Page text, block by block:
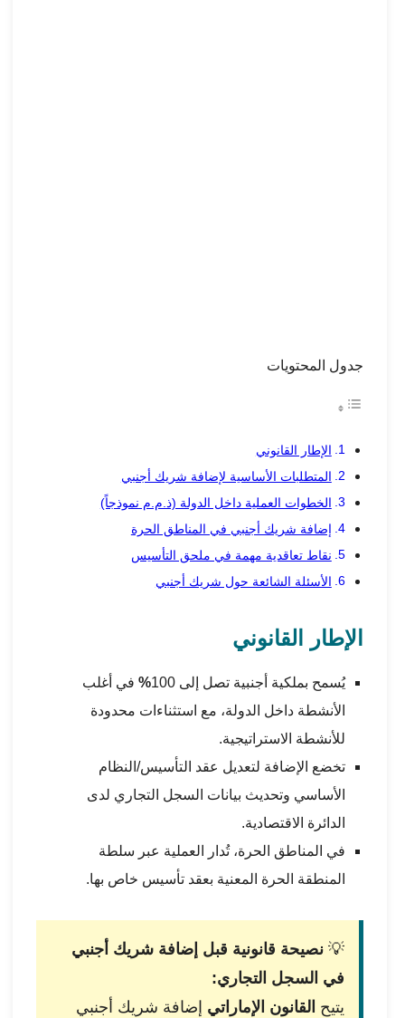
جدول المحتويات
الإطار القانوني
المتطلبات الأساسية لإضافة شريك أجنبي
الخطوات العملية داخل الدولة (ذ.م.م نموذجاً)
إضافة شريك أجنبي في المناطق الحرة
نقاط تعاقدية مهمة في ملحق التأسيس
الأسئلة الشائعة حول شريك أجنبي
الإطار القانوني
يُسمح بملكية أجنبية تصل إلى 100 %في أغلب
الأنشطة داخل الدولة، مع استثناءات محدودة
للأنشطة الاستراتيجية.
تخضع الإضافة لتعديل عقد التأسيس/النظام
الأساسي وتحديث بياناتالسجل التجاري لدى
الدائرة الاقتصادية.
في المناطق الحرة، تُدار العملية عبر سلطة
المنطقة الحرة المعنية بعقد تأسيس خاص بها.
💡نصيحة قانونية قبل إضافة شريك أجنبي
في السجل التجاري:
يتيحالقانون الإماراتي إضافة شريك أجنبي